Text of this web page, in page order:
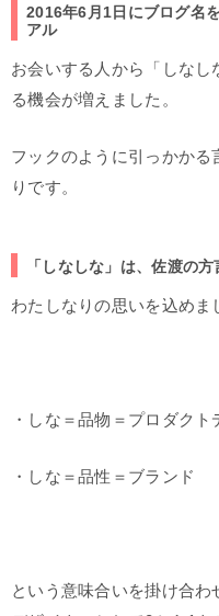
2016年6月1日にブログ名
アル
お会いする人から「しな
る機会が増えました。
フックのように引っかか
りです。
「しなしな」は、佐渡の
わたしなりの思いを込めま
・しな＝品物＝プロダクト
・しな＝品性＝ブランド
という意味合いを掛け合わ